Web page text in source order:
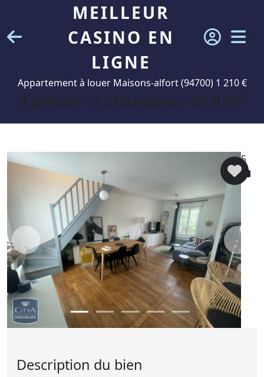
MEILLEUR
CASINO EN
LIGNE
Appartement à louer Maisons-alfort (94700) 1 210 €
3 pièces - 2 Chambres - 37.9 m²
5
Description du bien